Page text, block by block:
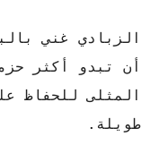
الزبادي غني
أن تبدو أكثر
المثلى للحفاظ
طويلة.